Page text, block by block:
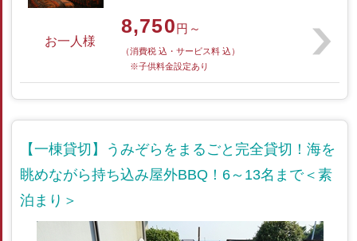
お一人様
8,750円～
（消費税 込・サービス料 込）
※子供料金設定あり
【一棟貸切】うみぞらをまるごと完全貸切！海を
眺めながら持ち込み屋外BBQ！6～13名まで＜素
泊まり＞